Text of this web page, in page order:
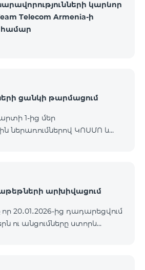
կարևոր
Telecom Armenia-ի
համար
ցանկի թարմացում
1-ից մեր
ներառումներով ԿՈՍՄՈ և
հասանելի
մարզերում, որտեղ դրանց
Այս փոփոխությունը
հարթակի
արխիվացում
20․01․2026-ից դադարեցվում
ու անցումները ստորև